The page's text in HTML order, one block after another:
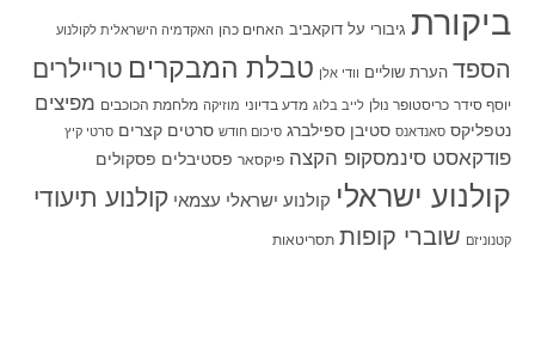
ביקורת גיבורי על דוקאביב האחים כהן האקדמיה הישראלית לקולנוע
הספד הערת שוליים וודי אלן טבלת המבקרים טריילרים
יוסף סידר כריסטופר נולן לייב בלוג מדע בדיוני מוזיקה מלחמת הכוכבים מפיצים
נטפליקס סאנדאנס סטיבן ספילברג סיכום חודש סרטים קצרים סרטי קיץ
פודקאסט סינמסקופ הקצה פיקסאר פסטיבלים פסקולים
קולנוע ישראלי קולנוע ישראלי עצמאי קולנוע תיעודי
קטנוניזם שוברי קופות תסריטאות